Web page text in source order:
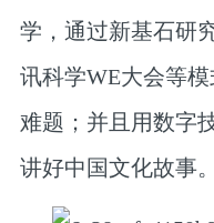
学，通过新基石研
讯科学WE大会等
难题；并且用数字
讲好中国文化故事。